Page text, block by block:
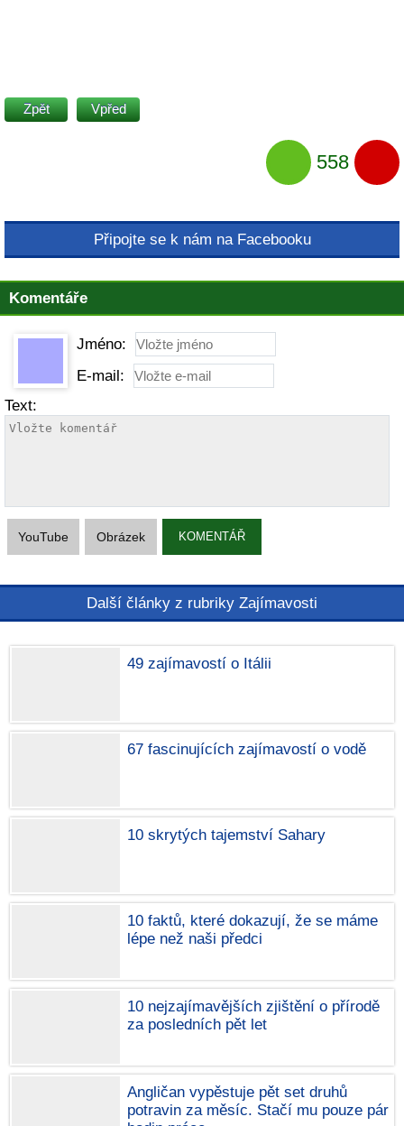
Zpět Vpřed
558
Připojte se k nám na Facebooku
Komentáře
Jméno:
E-mail:
Text:
YouTube Obrázek KOMENTÁŘ
Další články z rubriky Zajímavosti
49 zajímavostí o Itálii
67 fascinujících zajímavostí o vodě
10 skrytých tajemství Sahary
10 faktů, které dokazují, že se máme
lépe než naši předci
10 nejzajímavějších zjištění o přírodě
za posledních pět let
Angličan vypěstuje pět set druhů
potravin za měsíc. Stačí mu pouze pár